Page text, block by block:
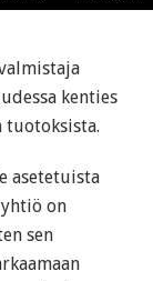
kenties
tuotoksista.
asetetuista
on
sen